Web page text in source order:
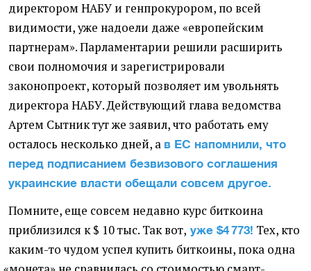
директором НАБУ и генпрокурором, по всей
видимости, уже надоели даже «европейским
партнерам». Парламентарии решили расширить
свои полномочия и зарегистрировали
законопроект, который позволяет им увольнять
директора НАБУ. Действующий глава ведомства
Артем Сытник тут же заявил, что работать ему
осталось несколько дней, а в ЕС напомнили, что
перед подписанием безвизового соглашения
украинские власти обещали совсем другое.
Помните, еще совсем недавно курс биткоина
приблизился к $ 10 тыс. Так вот, уже $4 773! Тех, кто
каким-то чудом успел купить биткоины, пока одна